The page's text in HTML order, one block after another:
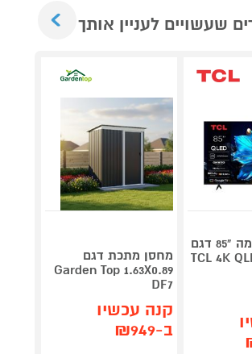
שעשויים לעניין אותך
טלוויזיה חכמה "85 דגם
TCL 4K
מחסן מתכת דגם
Garden Top 1.63X0.89
DF7
קנה עכשיו
ב-₪949